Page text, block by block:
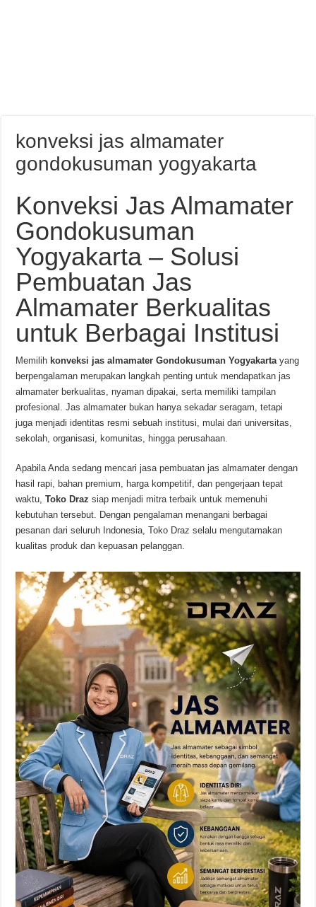
konveksi jas almamater
gondokusuman yogyakarta
Konveksi Jas Almamater
Gondokusuman
Yogyakarta – Solusi
Pembuatan Jas
Almamater Berkualitas
untuk Berbagai Institusi
Memilih konveksi jas almamater Gondokusuman Yogyakartayang
berpengalaman merupakan langkah penting untuk mendapatkan jas
almamater berkualitas, nyaman dipakai, serta memiliki tampilan
profesional. Jas almamater bukan hanya sekadar seragam, tetapi
juga menjadi identitas resmi sebuah institusi, mulai dari universitas,
sekolah, organisasi, komunitas, hingga perusahaan.
Apabila Anda sedang mencari jasa pembuatan jas almamater dengan
hasil rapi, bahan premium, harga kompetitif, dan pengerjaan tepat
waktu,Toko Draz siap menjadi mitra terbaik untuk memenuhi
kebutuhan tersebut. Dengan pengalaman menangani berbagai
pesanan dari seluruh Indonesia, Toko Draz selalu mengutamakan
kualitas produk dan kepuasan pelanggan.